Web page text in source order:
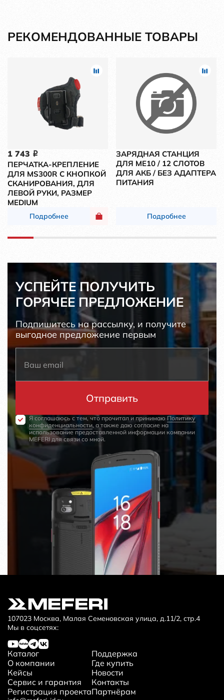
РЕКОМЕНДОВАННЫЕ ТОВАРЫ
1 743 i
ПЕРЧАТКА-КРЕПЛЕНИЕ
ДЛЯ MS300R С КНОПКОЙ
СКАНИРОВАНИЯ, ДЛЯ
ЛЕВОЙ РУКИ, РАЗМЕР
MEDIUM
Подробнее
ЗАРЯДНАЯ СТАНЦИЯ
ДЛЯ ME10 / 12 СЛОТОВ
ДЛЯ АКБ / БЕЗ АДАПТЕРА
ПИТАНИЯ
Подробнее
УСПЕЙТЕ ПОЛУЧИТЬ
ГОРЯЧЕЕ ПРЕДЛОЖЕНИЕ
Подпишитесь на рассылку, и получите
выгодное предложение первым
Я соглашаюсь с тем, что прочитал и принимаю Политику
конфиденциальности, а также даю согласие на
использование предоставленной информации компании
MEFERI для связи со мной.
107023 Москва, Малая Семеновская улица, д.11/2, стр.4
Мы в соцсетях:
Каталог
О компании
Кейсы
Сервис и гарантия
Регистрация проекта
Поддержка
Где купить
Новости
Контакты
Партнёрам